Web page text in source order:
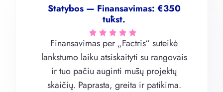
Statybos — Finansavimas: €350
tūkst.
Finansavimas per „Factris“ suteikė
lankstumo laiku atsiskaityti su rangovais
ir tuo pačiu auginti mūsų projektų
skaičių. Paprasta, greita ir patikima.